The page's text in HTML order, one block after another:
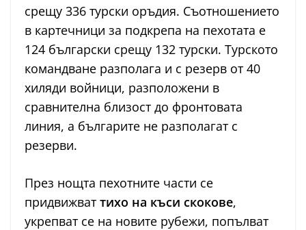
срещу 336 турски оръдия. Съотношението
в картечници за подкрепа на пехотата е
124 български срещу 132 турски. Турското
командване разполага и с резерв от 40
хиляди войници, разположени в
сравнителна близост до фронтовата
линия, а българите не разполагат с
резерви.
През нощта пехотните части се
придвижваттихо на къси скокове,
укрепват се на новите рубежи, попълват